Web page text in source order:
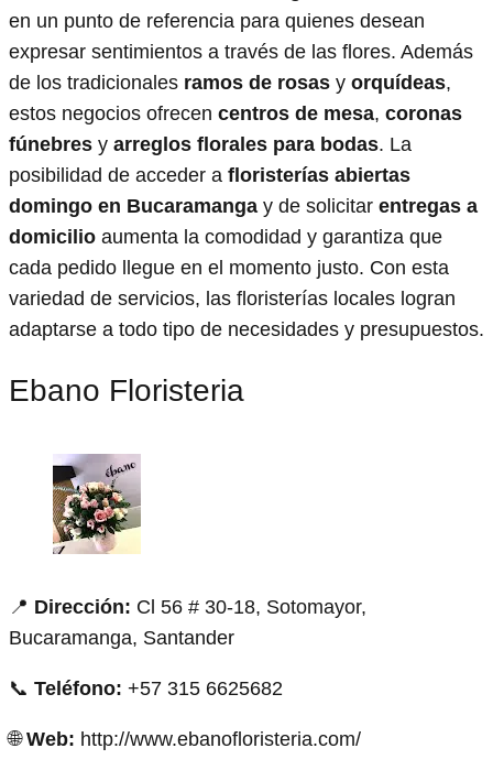
en un punto de referencia para quienes desean
expresar sentimientos a través de las flores. Además
de los tradicionales ramos de rosas y orquídeas,
estos negocios ofrecen centros de mesa, coronas
fúnebres y arreglos florales para bodas. La
posibilidad de acceder a floristerías abiertas
domingo en Bucaramanga y de solicitar entregas a
domicilio aumenta la comodidad y garantiza que
cada pedido llegue en el momento justo. Con esta
variedad de servicios, las floristerías locales logran
adaptarse a todo tipo de necesidades y presupuestos.
Ebano Floristeria
📍 Dirección: Cl 56 # 30-18, Sotomayor,
Bucaramanga, Santander
📞 Teléfono: +57 315 6625682
🌐Web: http://www.ebanofloristeria.com/